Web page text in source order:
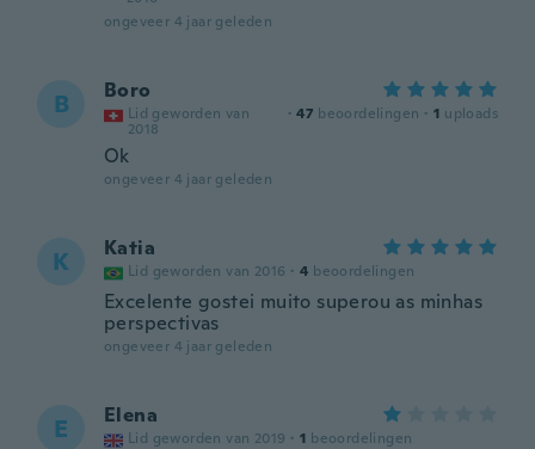
ongeveer 4 jaar geleden
B Boro
Lid geworden van
2018
· 47 beoordelingen · 1 uploads
Ok
ongeveer 4 jaar geleden
K Katia
Lid geworden van 2016 · 4 beoordelingen
Excelente gostei muito superou as minhas
perspectivas
ongeveer 4 jaar geleden
E Elena
Lid geworden van 2019 · 1 beoordelingen